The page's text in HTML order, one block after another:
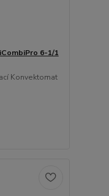
6-1/1
Konvektomat